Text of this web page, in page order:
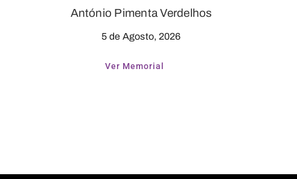
António Pimenta Verdelhos
5 de Agosto, 2026
Ver Memorial